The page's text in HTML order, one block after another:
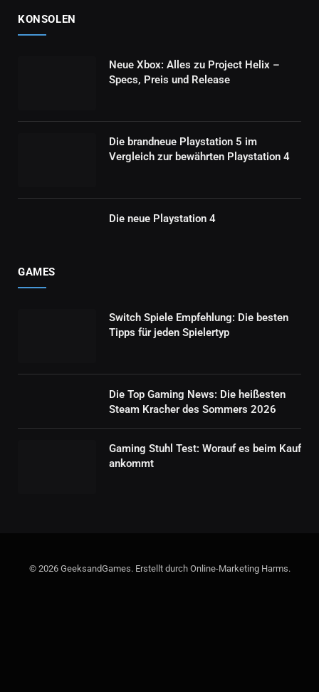
KONSOLEN
Neue Xbox: Alles zu Project Helix –
Specs, Preis und Release
Die brandneue Playstation 5 im
Vergleich zur bewährten Playstation 4
Die neue Playstation 4
GAMES
Switch Spiele Empfehlung: Die besten
Tipps für jeden Spielertyp
Die Top Gaming News: Die heißesten
Steam Kracher des Sommers 2026
Gaming Stuhl Test: Worauf es beim Kauf
ankommt
© 2026 GeeksandGames. Erstellt durch Online-Marketing Harms.